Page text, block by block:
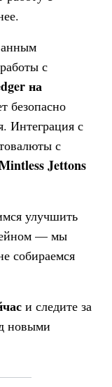
с
на
безопасно
Интеграция с
с
Jettons
улучшить
— мы
собираемся
и следите за
новыми